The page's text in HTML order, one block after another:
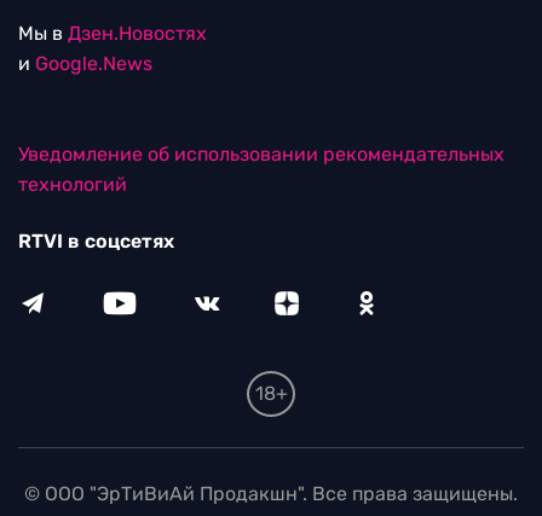
Мы в Дзен.Новостях
и Google.News
Уведомление об использовании рекомендательных
технологий
RTVI в соцсетях
18+
© ООО "ЭрТиВиАй Продакшн". Все права защищены.